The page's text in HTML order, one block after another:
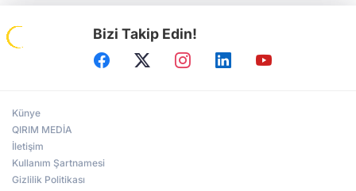
Bizi Takip Edin!
Künye
QIRIM MEDİA
İletişim
Kullanım Şartnamesi
Gizlilik Politikası